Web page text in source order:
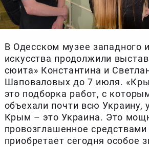
В Одесском музее западного
искусства продолжили
сюита» Константина и
Шаповаловых до 7 июля.
это подборка работ, с
объехали почти всю Украину,
Крым – это Украина. Это
провозглашенное средствами
приобретает сегодня особое